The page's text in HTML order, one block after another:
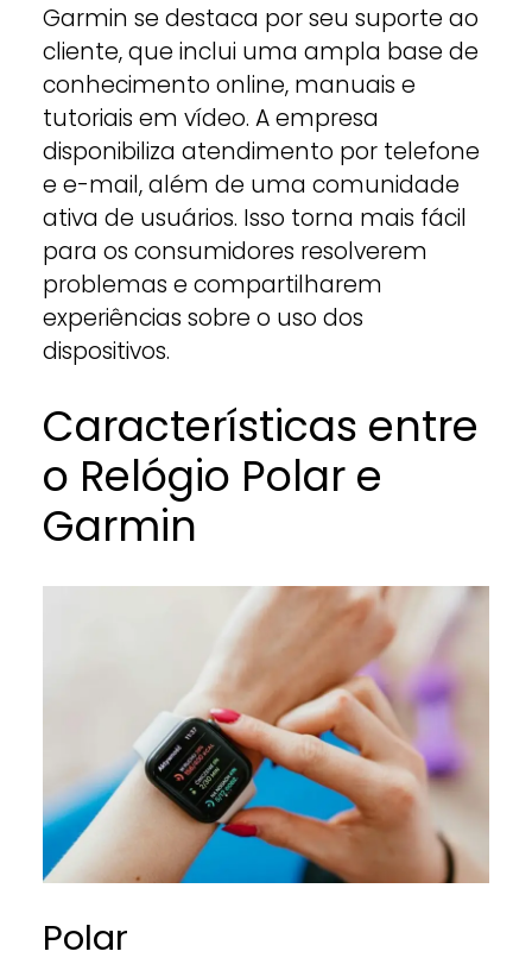
Garmin se destaca por seu suporte ao
cliente, que inclui uma ampla base de
conhecimento online, manuais e
tutoriais em vídeo. A empresa
disponibiliza atendimento por telefone
e e-mail, além de uma comunidade
ativa de usuários. Isso torna mais fácil
para os consumidores resolverem
problemas e compartilharem
experiências sobre o uso dos
dispositivos.
Características entre
o Relógio Polar e
Garmin
Polar